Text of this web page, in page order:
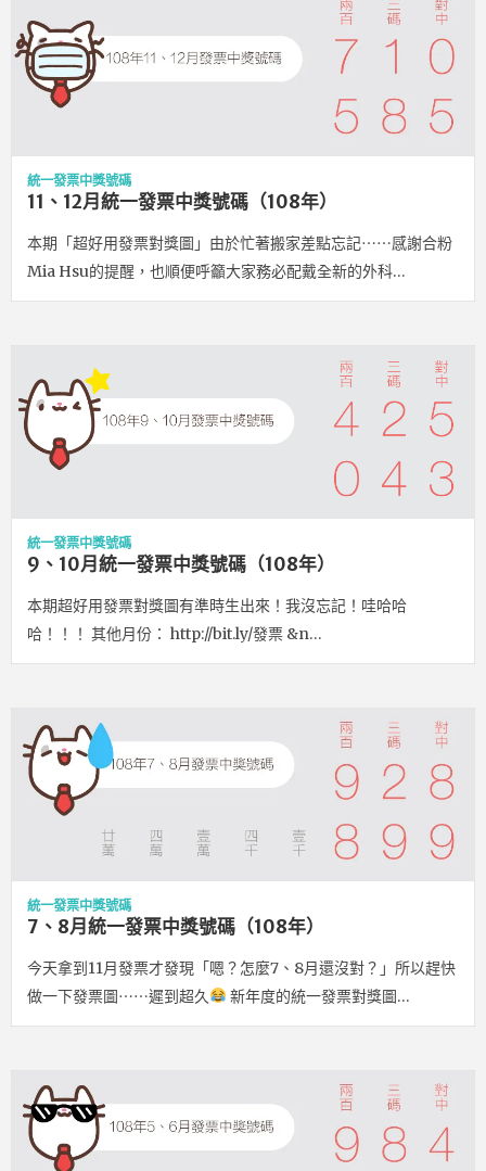
統一發票中獎號碼
11、12月統一發票中獎號碼（108年）
本期「超好用發票對獎圖」由於忙著搬家差點忘記⋯⋯感謝合粉
Mia Hsu的提醒，也順便呼籲大家務必配戴全新的外科…
統一發票中獎號碼
9、10月統一發票中獎號碼（108年）
本期超好用發票對獎圖有準時生出來！我沒忘記！哇哈哈
哈！！！ 其他月份： http://bit.ly/發票 &n…
統一發票中獎號碼
7、8月統一發票中獎號碼（108年）
今天拿到11月發票才發現「嗯？怎麼7、8月還沒對？」所以趕快
做一下發票圖⋯⋯遲到超久
新年度的統一發票對獎圖…